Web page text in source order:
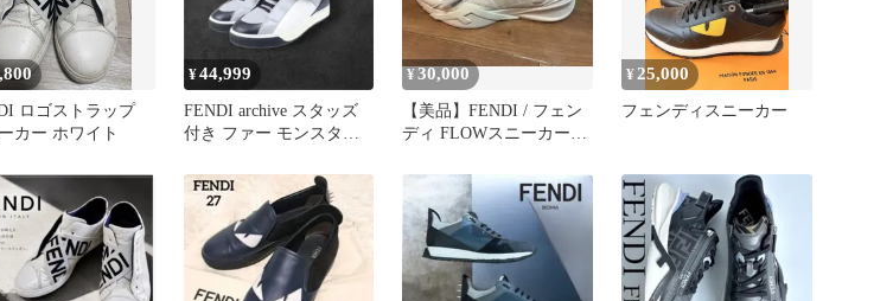
ロゴストラップ
カー ホワイト
¥44,999
FENDI archive スタッズ
付き ファー モンスター
¥30,000
【美品】FENDI / フェン
ディ FLOWスニーカー
¥ 25,000
フェンディスニーカー